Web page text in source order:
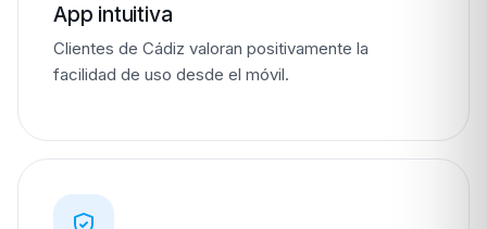
App intuitiva
Clientes de Cádiz valoran positivamente la
facilidad de uso desde el móvil.